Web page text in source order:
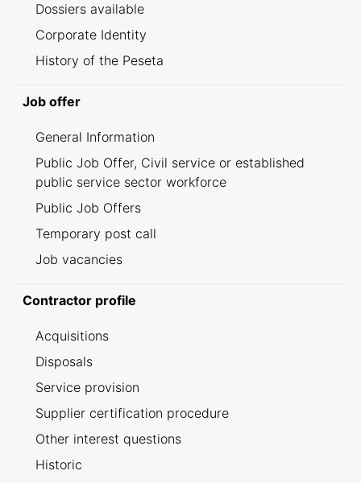
Dossiers available
Corporate Identity
History of the Peseta
Job offer
General Information
Public Job Offer, Civil service or established
public service sector workforce
Public Job Offers
Temporary post call
Job vacancies
Contractor profile
Acquisitions
Disposals
Service provision
Supplier certification procedure
Other interest questions
Historic